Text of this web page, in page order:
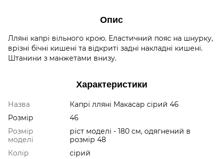
Опис
Лляні капрі вільного крою. Еластичний пояс на шнурку,
врізні бічні кишені та відкриті задні накладні кишені.
Штанини з манжетами внизу.
Характеристики
Назва
Капрі лляні Макасар сірий 46
Розмір
46
Розмір
моделі
ріст моделі - 180 см, одягнений в
розмір 48
Колір
сірий